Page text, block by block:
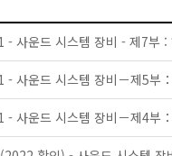
사운드 시스템 장비－제5부